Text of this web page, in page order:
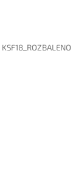
KSF18_ROZBALENO